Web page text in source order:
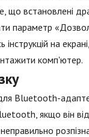
що встановлені
параметр
інструкцій на
комп'ютер.
Bluetooth-
якщо він